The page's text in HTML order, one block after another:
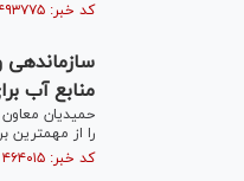
کد خبر: ۴۹۳۷۷۵ تاریخ انتشار : ۱۳۹۷/۱۱/۲۴
سازماندهی
منابع آب
حمیدیان
را از مهمترین
کد خبر: ۴۶۴۰۱۵ تاریخ انتشار : ۱۳۹۷/۰۸/۱۱